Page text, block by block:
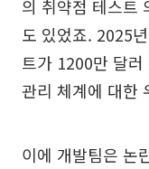
의 취약점 테스트
도 있었죠. 2025
트가 1200만 달
관리 체계에 대한
이에 개발팀은 논